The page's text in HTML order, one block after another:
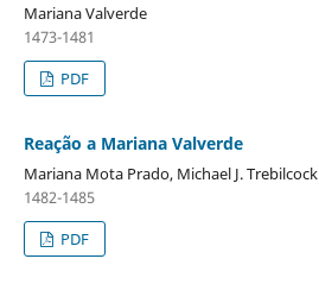
Mariana Valverde
1473-1481
PDF
Reação a Mariana Valverde
Mariana Mota Prado, Michael J. Trebilcock
1482-1485
PDF